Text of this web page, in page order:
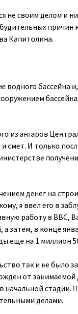
не своим делом и
причин
Капитолина.
водного бассейна
из ангаров
смет. И только
денег на
я ввел его в
работу в ВВС,
затем, в конце
еще на 1 миллион
так и не было
от
начальной стадии.
делами.